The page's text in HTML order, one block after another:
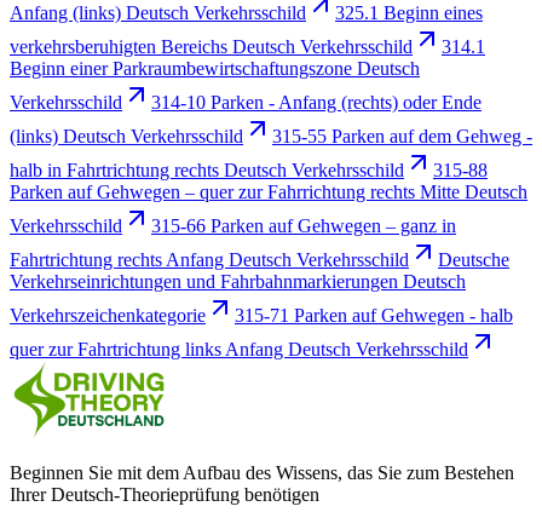
Anfang (links) Deutsch Verkehrsschild
325.1 Beginn eines
verkehrsberuhigten Bereichs Deutsch Verkehrsschild
314.1
Beginn einer Parkraumbewirtschaftungszone Deutsch
Verkehrsschild
314-10 Parken - Anfang (rechts) oder Ende
(links) Deutsch Verkehrsschild
315-55 Parken auf dem Gehweg -
halb in Fahrtrichtung rechts Deutsch Verkehrsschild
315-88
Parken auf Gehwegen – quer zur Fahrrichtung rechts Mitte Deutsch
Verkehrsschild
315-66 Parken auf Gehwegen – ganz in
Fahrtrichtung rechts Anfang Deutsch Verkehrsschild
Deutsche
Verkehrseinrichtungen und Fahrbahnmarkierungen Deutsch
Verkehrszeichenkategorie
315-71 Parken auf Gehwegen - halb
quer zur Fahrtrichtung links Anfang Deutsch Verkehrsschild
Beginnen Sie mit dem Aufbau des Wissens, das Sie zum Bestehen
Ihrer Deutsch-Theorieprüfung benötigen